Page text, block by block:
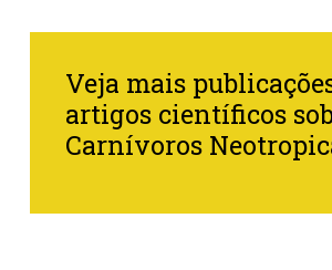
Veja mais
artigos científicos
Carnívoros